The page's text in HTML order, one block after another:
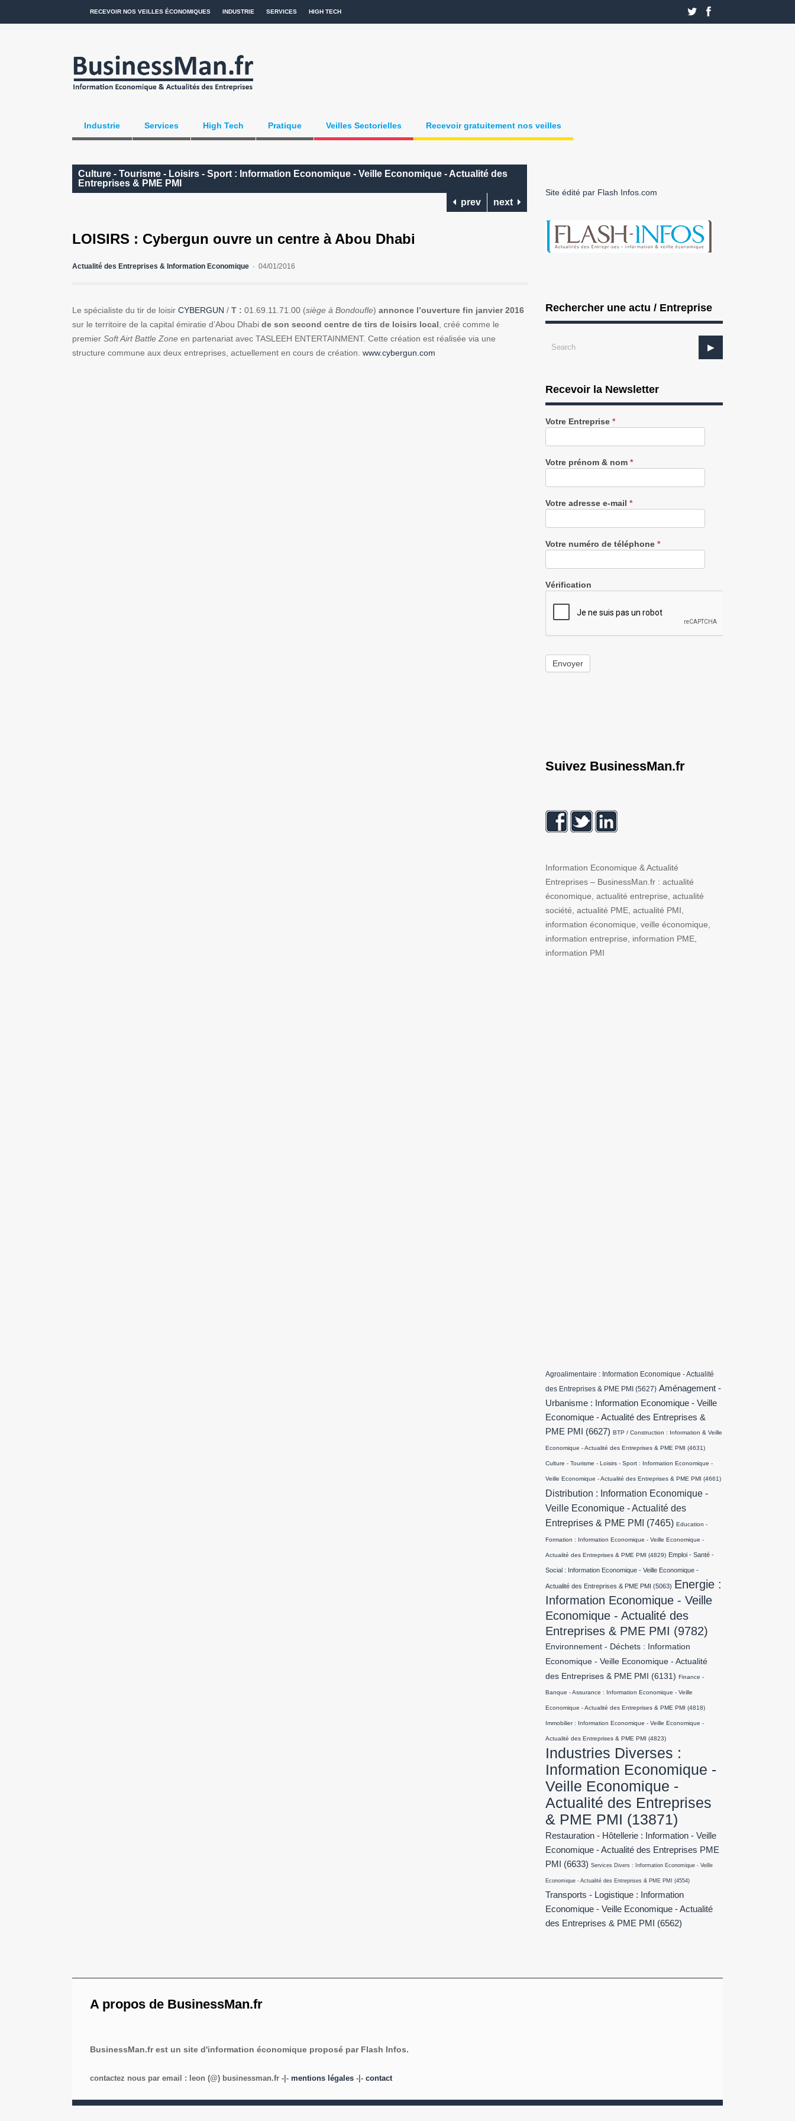
RECEVOIR NOS VEILLES ÉCONOMIQUES INDUSTRIE SERVICES HIGH TECH
Industrie Services High Tech Pratique Veilles Sectorielles Recevoir gratuitement nos veilles
Culture - Tourisme - Loisirs - Sport : Information Economique - Veille Economique - Actualité des
Entreprises & PME PMI
prev
next
LOISIRS : Cybergun ouvre un centre à Abou Dhabi
Actualité des Entreprises & Information Economique 04/01/2016
Le spécialiste du tir de loisir CYBERGUN / T : 01.69.11.71.00 (siège à Bondoufle) annonce l’ouverture fin janvier 2016
sur le territoire de la capital émiratie d’Abou Dhabi de son second centre de tirs de loisirs local, créé comme le
premier Soft Airt Battle Zone en partenariat avec TASLEEH ENTERTAINMENT. Cette création est réalisée via une
structure commune aux deux entreprises, actuellement en cours de création. www.cybergun.com
Site édité par Flash Infos.com
Rechercher une actu / Entreprise
Recevoir la Newsletter
Recevez
notre
gratuitement
Votre Entreprise *
Votre prénom & nom *
Votre adresse e-mail *
Votre numéro de téléphone *
Vérification
Envoyer
Suivez BusinessMan.fr
Information Economique & Actualité
Entreprises – BusinessMan.fr : actualité
économique, actualité entreprise, actualité
société, actualité PME, actualité PMI,
information économique, veille économique,
information entreprise, information PME,
information PMI
Agroalimentaire : Information Economique - Actualité
des Entreprises & PME PMI (5627) Aménagement -
Urbanisme : Information Economique - Veille
Economique - Actualité des Entreprises &
PME PMI
(6627) BTP / Construction : Information & Veille
Economique - Actualité des Entreprises & PME PMI (4631)
Culture - Tourisme - Loisirs - Sport : Information Economique -
Veille Economique - Actualité des Entreprises & PME PMI (4661)
Distribution : Information Economique -
Veille Economique - Actualité des
Entreprises & PME PMI (7465) Education -
Formation : Information Economique - Veille Economique -
Actualité des Entreprises & PME PMI (4829) Emploi - Santé -
Social : Information Economique - Veille Economique -
Actualité des Entreprises & PME PMI (5063) Energie :
Information Economique - Veille
Economique - Actualité des
Entreprises & PME PMI (9782)
Environnement - Déchets : Information
Economique - Veille Economique - Actualité
des Entreprises & PME PMI
(6131) Finance -
Banque - Assurance : Information Economique - Veille
Economique - Actualité des Entreprises & PME PMI (4818)
Immobilier : Information Economique - Veille Economique -
Actualité des Entreprises & PME PMI (4823)
Industries Diverses :
Information Economique -
Veille Economique -
Actualité des Entreprises
& PME PMI (13871)
Restauration - Hôtellerie : Information - Veille
Economique - Actualité des Entreprises PME
PMI
(6633) Services Divers : Information Economique - Veille
Economique - Actualité des Entreprises & PME PMI (4554)
Transports - Logistique : Information
Economique - Veille Economique - Actualité
des Entreprises & PME PMI
(6562)
A propos de BusinessMan.fr
BusinessMan.fr est un site d'information économique proposé par Flash Infos.
contactez nous par email : leon (@) businessman.fr -|- mentions légales -|- contact